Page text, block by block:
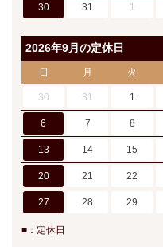
30 31 1
2026年9月の定休日
日 月 火
30 31 1
6 7 8
13 14 15
20 21 22
27 28 29
■：定休日